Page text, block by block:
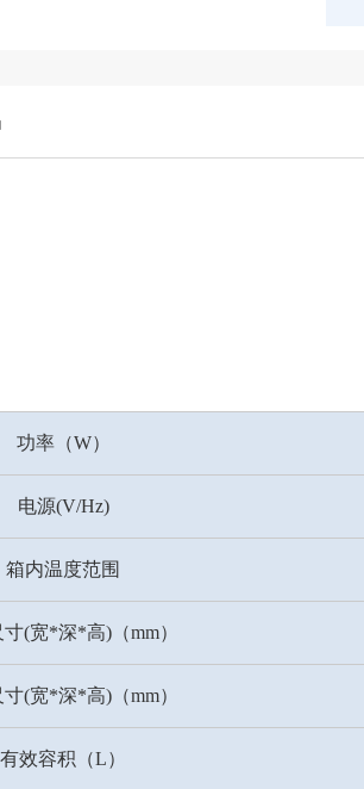
功率（W）
电源(V/Hz)
箱内温度范围
(宽*深*高)（mm）
(宽*深*高)（mm）
有效容积（L）